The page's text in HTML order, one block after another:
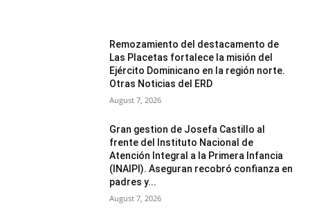
Remozamiento del destacamento de
Las Placetas fortalece la misión del
Ejército Dominicano en la región norte.
Otras Noticias del ERD
August 7, 2026
Gran gestion de Josefa Castillo al
frente del Instituto Nacional de
Atención Integral a la Primera Infancia
(INAIPI). Aseguran recobró confianza en
padres y...
August 7, 2026